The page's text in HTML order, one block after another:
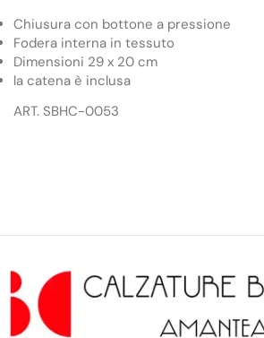
Chiusura con bottone a pressione
Fodera interna in tessuto
Dimensioni 29 x 20 cm
la catena è inclusa
ART. SBHC-0053